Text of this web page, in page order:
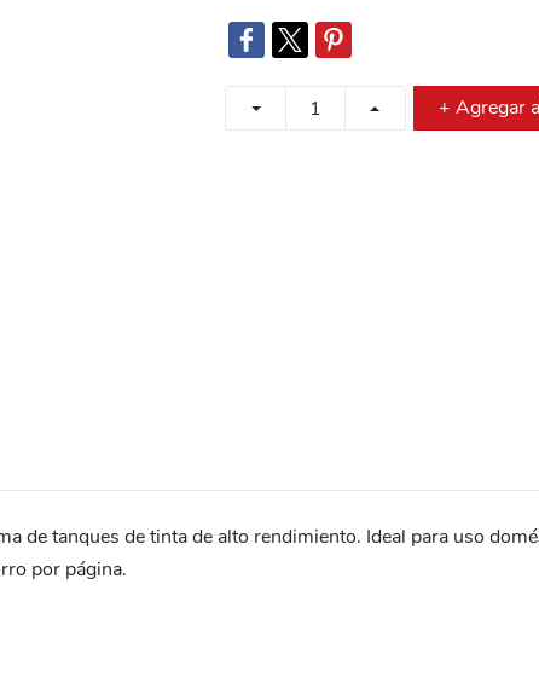
+ Agregar
de tanques de tinta de alto rendimiento. Ideal para uso
por página.